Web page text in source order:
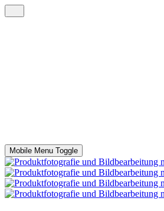
Mobile Menu Toggle